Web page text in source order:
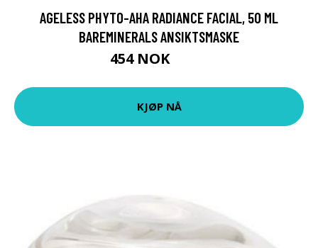
AGELESS PHYTO-AHA RADIANCE FACIAL, 50 ML
BAREMINERALS ANSIKTSMASKE
454 NOK
KJØP NÅ